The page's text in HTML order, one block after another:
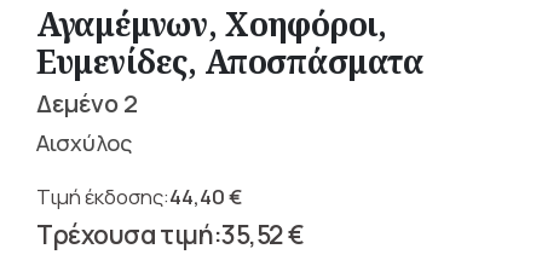
Αγαμέμνων, Χοηφόροι,
Ευμενίδες, Αποσπάσματα
Δεμένο 2
Αισχύλος
44,40€
Original
price 35,52€